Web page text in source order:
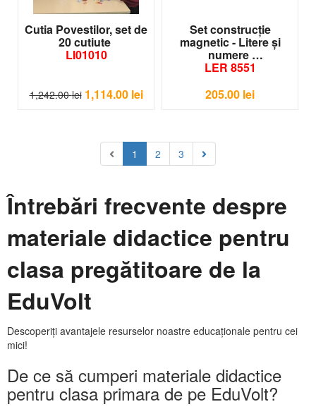
Cutia Povestilor, set de
20 cutiute
LI01010
1,242.00 lei 1,114.00 lei
Set construcţie
magnetic - Litere şi
numere
LER 8551
205.00 lei
1 2 3
Întrebări frecvente despre
materiale didactice pentru
clasa pregătitoare de la
EduVolt
Descoperiți avantajele resurselor noastre educaționale pentru cei
mici!
De ce să cumperi materiale didactice
pentru clasa primara de pe EduVolt?